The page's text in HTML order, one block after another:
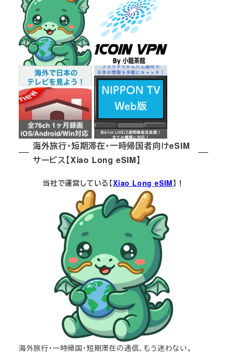
海外旅行・短期滞在・一時帰国者向けeSIM
サービス【Xiao Long eSIM】
当社で運営している【Xiao Long eSIM】！
海外旅行・一時帰国・短期滞在の通信、もう迷わない。